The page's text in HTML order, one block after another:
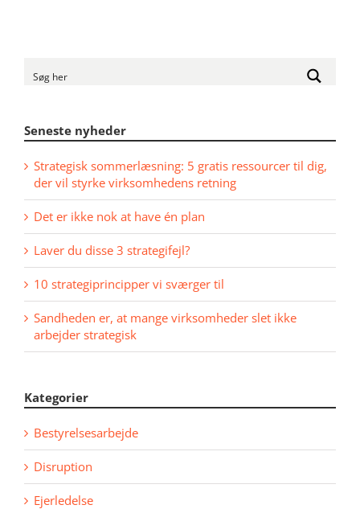
Seneste nyheder
Strategisk sommerlæsning: 5 gratis ressourcer til dig,
der vil styrke virksomhedens retning
Det er ikke nok at have én plan
Laver du disse 3 strategifejl?
10 strategiprincipper vi sværger til
Sandheden er, at mange virksomheder slet ikke
arbejder strategisk
Kategorier
Bestyrelsesarbejde
Disruption
Ejerledelse